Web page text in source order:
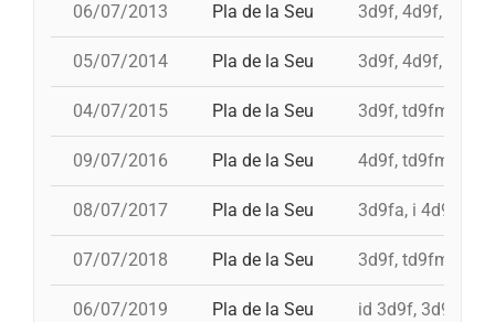
06/07/2013 Pla de la Seu 3d9f, 4d9f, 4d8a,
05/07/2014 Pla de la Seu 3d9f, 4d9f, 4d8a,
04/07/2015 Pla de la Seu 3d9f, td9fm,
09/07/2016 Pla de la Seu 4d9f, td9fm,
08/07/2017 Pla de la Seu 3d9fa, i 4d9,
07/07/2018 Pla de la Seu 3d9f, td9fm,
06/07/2019 Pla de la Seu id 3d9f, 3d9f, id